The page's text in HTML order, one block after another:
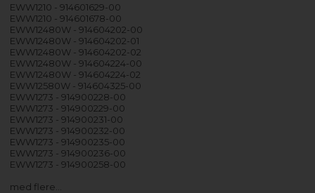
EWW1210 - 914601629-00
EWW1210 - 914601678-00
EWW12480W - 914604202-00
EWW12480W - 914604202-01
EWW12480W - 914604202-02
EWW12480W - 914604224-00
EWW12480W - 914604224-02
EWW12580W - 914604325-00
EWW1273 - 914900228-00
EWW1273 - 914900229-00
EWW1273 - 914900231-00
EWW1273 - 914900232-00
EWW1273 - 914900235-00
EWW1273 - 914900236-00
EWW1273 - 914900258-00
med flere…